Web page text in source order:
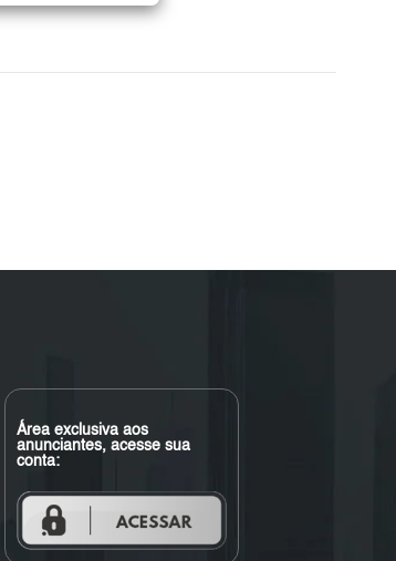
Área exclusiva aos
anunciantes, acesse sua
conta: